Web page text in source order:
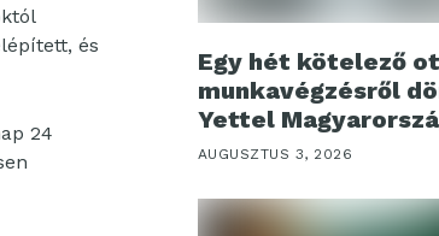
és
24
Egy hét kötelező
munkavégzésről
Yettel
AUGUSZTUS 3, 2026